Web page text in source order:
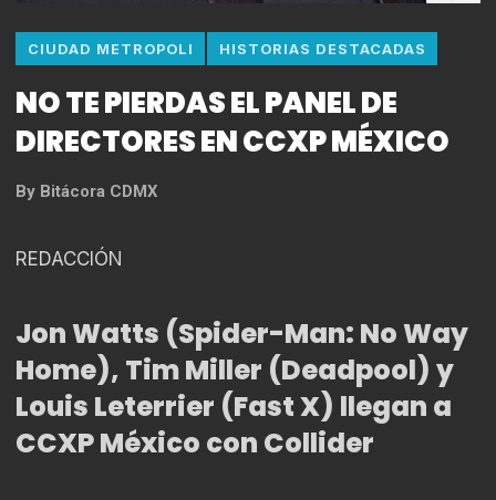
CIUDAD METROPOLI HISTORIAS DESTACADAS
NO TE PIERDAS EL PANEL DE
DIRECTORES EN CCXP MÉXICO
By Bitácora CDMX
REDACCIÓN
Jon Watts (Spider-Man: No Way
Home), Tim Miller (Deadpool) y
Louis Leterrier (Fast X) llegan a
CCXP México con Collider